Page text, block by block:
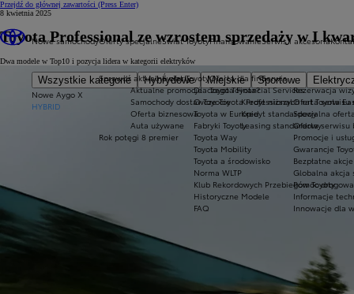
Przejdź do głównej zawartości (Press Enter)
Nowe samochody
Wszystkie kategorie Hybrydowe Miejskie Sportowe
Nowe Aygo X
HYBRID
Oferty specjalne
Sprawdź aktualne oferty
Aktualne promocje
Samochody dostawcze Toyota Professional
Oferta biznesowa
Auta używane
Rok potęgi 8 premier
Świat Toyoty
Świat Toyoty
Dlaczego Toyota?
O Toyocie
Toyota w Europie
Fabryki Toyoty
Toyota Way
Toyota Mobility
Toyota a środowisko
Norma WLTP
Klub Rekordowych Przebiegów Toyoty
Historyczne Modele
FAQ
Finansowanie
Oferta dla firm
Toyota Financial Services
Kredyt niższych rat Toyota
Kredyt standardowy
Leasing standardowy
Serwis i akcesoria
Serwis
Rezerwacja
Oferta serwisu
Specjalna
Oferta serwisu
Promocje i
Gwarancje
Bezpłatne
Globalna akcja
Pomoc
Informacje
Innowacje dla
8 kwietnia 2025
Toyota Professional ze wzrostem sprzedaży w I
Dwa modele w Top10 i pozycja lidera w kategorii elektryków